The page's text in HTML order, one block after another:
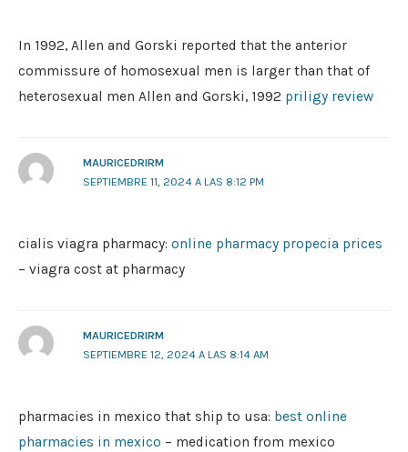
In 1992, Allen and Gorski reported that the anterior
commissure of homosexual men is larger than that of
heterosexual men Allen and Gorski, 1992 priligy review
MAURICEDRIRM
SEPTIEMBRE 11, 2024 A LAS 8:12 PM
cialis viagra pharmacy: online pharmacy propecia prices
– viagra cost at pharmacy
MAURICEDRIRM
SEPTIEMBRE 12, 2024 A LAS 8:14 AM
pharmacies in mexico that ship to usa: best online
pharmacies in mexico – medication from mexico